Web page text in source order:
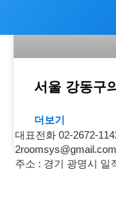
서울 강동구
더보기
대표전화 02-2672-
2roomsys@gmail.com
주소 : 경기 광명시 일